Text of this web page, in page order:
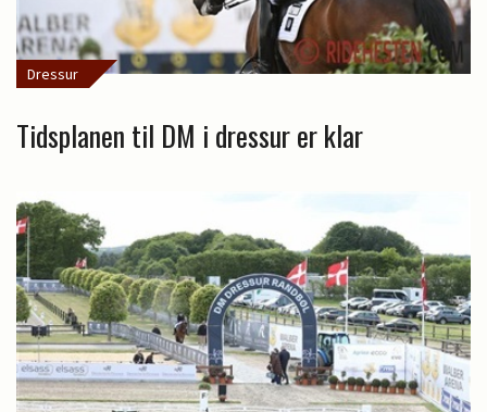
Dressur
Tidsplanen til DM i dressur er klar